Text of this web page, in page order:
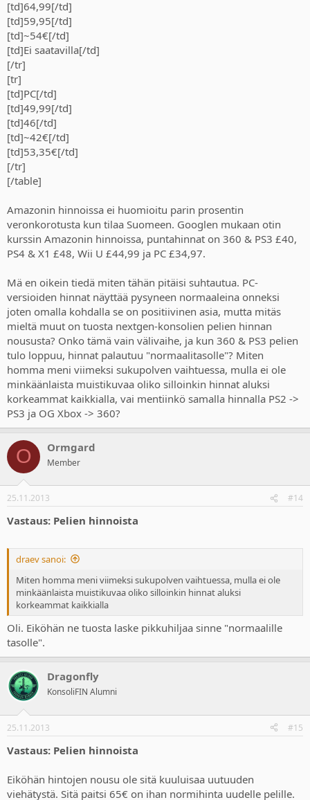
[td]64,99[/td]
[td]59,95[/td]
[td]~54€[/td]
[td]Ei saatavilla[/td]
[/tr]
[tr]
[td]PC[/td]
[td]49,99[/td]
[td]46[/td]
[td]~42€[/td]
[td]53,35€[/td]
[/tr]
[/table]
Amazonin hinnoissa ei huomioitu parin prosentin
veronkorotusta kun tilaa Suomeen. Googlen mukaan otin
kurssin Amazonin hinnoissa, puntahinnat on 360 & PS3 £40,
PS4 & X1 £48, Wii U £44,99 ja PC £34,97.
Mä en oikein tiedä miten tähän pitäisi suhtautua. PC-
versioiden hinnat näyttää pysyneen normaaleina onneksi
joten omalla kohdalla se on positiivinen asia, mutta mitäs
mieltä muut on tuosta nextgen-konsolien pelien hinnan
noususta? Onko tämä vain välivaihe, ja kun 360 & PS3 pelien
tulo loppuu, hinnat palautuu "normaalitasolle"? Miten
homma meni viimeksi sukupolven vaihtuessa, mulla ei ole
minkäänlaista muistikuvaa oliko silloinkin hinnat aluksi
korkeammat kaikkialla, vai mentiinkö samalla hinnalla PS2 ->
PS3 ja OG Xbox -> 360?
O Ormgard
Member
25.11.2013 #14
Vastaus: Pelien hinnoista
draev sanoi:
Miten homma meni viimeksi sukupolven vaihtuessa, mulla ei ole
minkäänlaista muistikuvaa oliko silloinkin hinnat aluksi
korkeammat kaikkialla
Oli. Eiköhän ne tuosta laske pikkuhiljaa sinne "normaalille
tasolle".
Dragonfly
KonsoliFIN Alumni
25.11.2013 #15
Vastaus: Pelien hinnoista
Eiköhän hintojen nousu ole sitä kuuluisaa uutuuden
viehätystä. Sitä paitsi 65€ on ihan normihinta uudelle pelille.